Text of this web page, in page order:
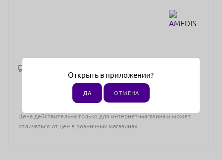
Цена действительна только для интернет-магазина и может
отличаться от цен в розничных магазинах
Открыть в приложении?
ДА ОТМЕНА